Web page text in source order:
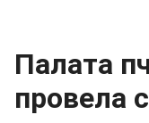
Палата
провела